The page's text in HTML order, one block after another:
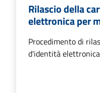
Rilascio della
elettronica per
Procedimento di
d'identità